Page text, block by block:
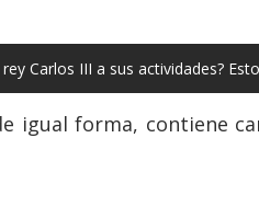
Carlos III a sus actividades?
igual forma, contiene